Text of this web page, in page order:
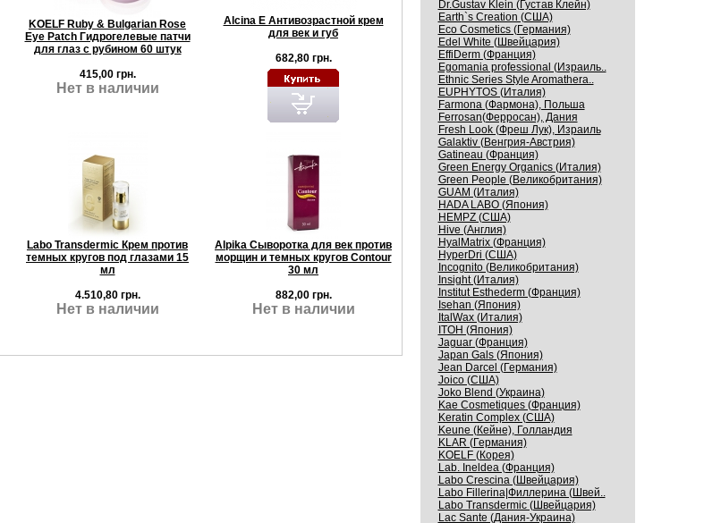
KOELF Ruby & Bulgarian Rose
Eye Patch Гидрогелевые патчи
для глаз с рубином 60 штук
415,00 грн.
Нет в наличии
Alcina E Антивозрастной крем
для век и губ
682,80 грн.
Labo Transdermic Крем против
темных кругов под глазами 15
мл
4.510,80 грн.
Нет в наличии
Alpika Сыворотка для век против
морщин и темных кругов Contour
30 мл
882,00 грн.
Нет в наличии
Dr.Gustav Klein (Густав Клейн)
Earth`s Creation (США)
Eco Cosmetics (Германия)
Edel White (Швейцария)
EffiDerm (Франция)
Egomania professional (Израиль..
Ethnic Series Style Aromathera..
EUPHYTOS (Италия)
Farmona (Фармона), Польша
Ferrosan(Ферросан), Дания
Fresh Look (Фреш Лук), Израиль
Galaktiv (Венгрия-Австрия)
Gatineau (Франция)
Green Energy Organics (Италия)
Green People (Великобритания)
GUAM (Италия)
HADA LABO (Япония)
HEMPZ (США)
Hive (Англия)
HyalMatrix (Франция)
HyperDri (США)
Incognito (Великобритания)
Insight (Италия)
Institut Esthederm (Франция)
Isehan (Япония)
ItalWax (Италия)
ITOH (Япония)
Jaguar (Франция)
Japan Gals (Япония)
Jean Darcel (Германия)
Joico (США)
Joko Blend (Украина)
Kaе Cosmеtiques (Франция)
Keratin Complex (США)
Keune (Кейне), Голландия
KLAR (Германия)
KOELF (Корея)
Lab. Ineldea (Франция)
Labo Crescina (Швейцария)
Labo Fillerina|Филлерина (Швей..
Labo Transdermic (Швейцария)
Lac Sante (Дания-Украина)